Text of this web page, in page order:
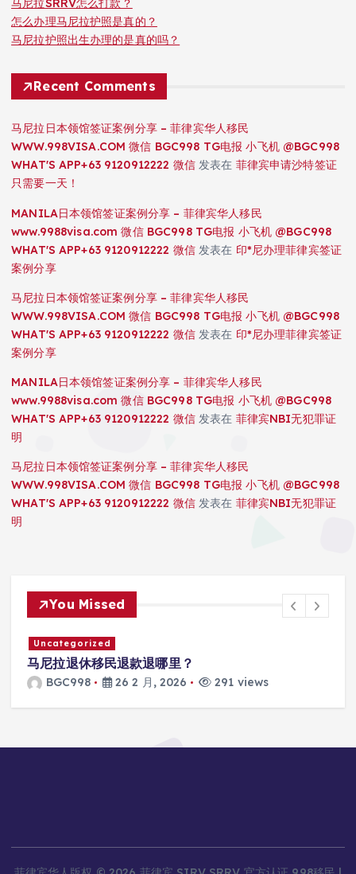
马尼拉SRRV怎么打款？
怎么办理马尼拉护照是真的？
马尼拉护照出生办理的是真的吗？
Recent Comments
马尼拉日本领馆签证案例分享 – 菲律宾华人移民
WWW.998VISA.COM 微信 BGC998 TG电报 小飞机 @BGC998
WHAT'S APP+63 9120912222 微信发表在 菲律宾申请沙特签证
只需要一天！
MANILA日本领馆签证案例分享 – 菲律宾华人移民
www.9988visa.com 微信 BGC998 TG电报 小飞机 @BGC998
WHAT'S APP+63 9120912222 微信发表在 印*尼办理菲律宾签证
案例分享
马尼拉日本领馆签证案例分享 – 菲律宾华人移民
WWW.998VISA.COM 微信 BGC998 TG电报 小飞机 @BGC998
WHAT'S APP+63 9120912222 微信发表在 印*尼办理菲律宾签证
案例分享
MANILA日本领馆签证案例分享 – 菲律宾华人移民
www.9988visa.com 微信 BGC998 TG电报 小飞机 @BGC998
WHAT'S APP+63 9120912222 微信发表在 菲律宾NBI无犯罪证
明
马尼拉日本领馆签证案例分享 – 菲律宾华人移民
WWW.998VISA.COM 微信 BGC998 TG电报 小飞机 @BGC998
WHAT'S APP+63 9120912222 微信发表在 菲律宾NBI无犯罪证
明
You Missed
Uncategorized
马尼拉SRRV怎么打款？
BGC998 26 2 月, 2026 301 views